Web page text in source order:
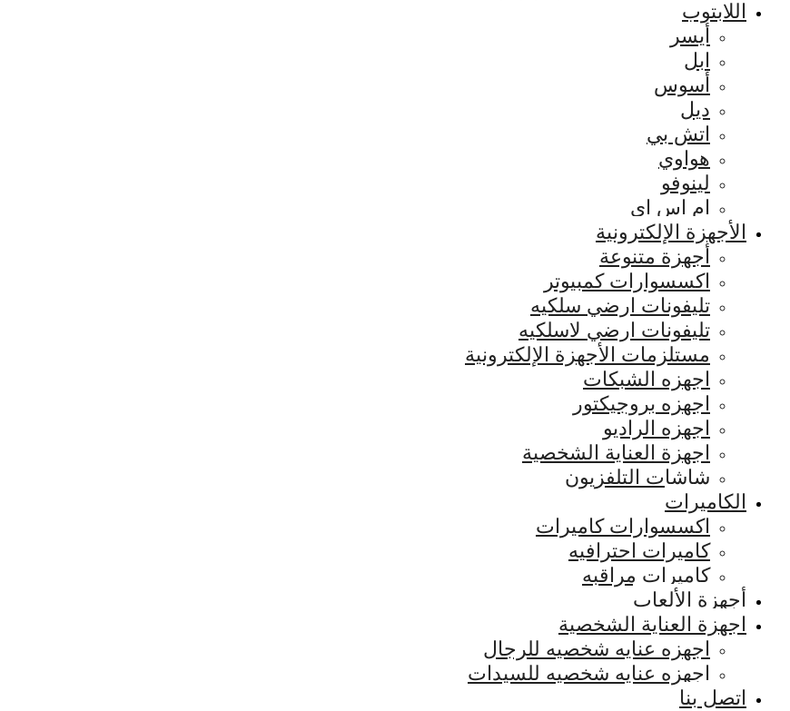
اللابتوب
أيسر
ابل
أسوس
ديل
اتش بي
هواوي
لينوفو
ام اس اي
الأجهزة الإلكترونية
أجهزة متنوعة
اكسسوارات كمبيوتر
تليفونات ارضي سلكيه
تليفونات ارضي لاسلكيه
مستلزمات الأجهزة الإلكترونية
اجهزه الشبكات
اجهزه بروجيكتور
اجهزه الراديو
اجهزة العناية الشخصية
شاشات التلفزيون
الكاميرات
اكسسوارات كاميرات
كاميرات احترافيه
كاميرات مراقبه
أجهزة الألعاب
اجهزة العناية الشخصية
اجهزه عنايه شخصيه للرجال
اجهزه عنايه شخصيه للسيدات
اتصل بنا